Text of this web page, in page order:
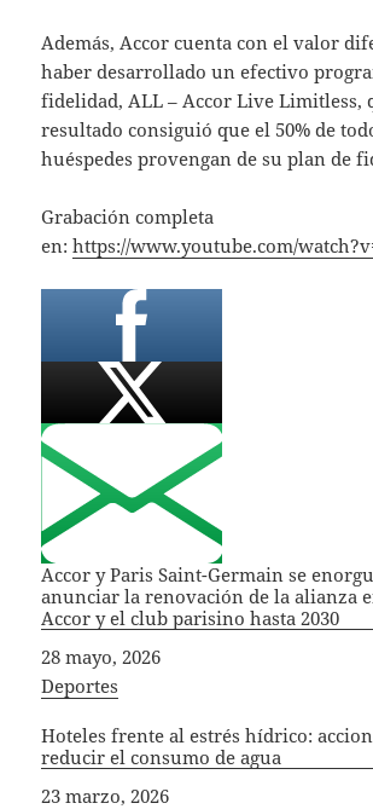
Además, Accor cuenta con el valor
haber desarrollado un efectivo
fidelidad, ALL – Accor Live Limitless,
resultado consiguió que el 50% de
huéspedes provengan de su plan de
Grabación completa
en:https://www.youtube.com/
Accor y Paris Saint-Germain se
anunciar la renovación de la alianza
Accor y el club parisino hasta 2030
Fecha
28 mayo, 2026
In relation to
Deportes
Hoteles frente al estrés hídrico:
reducir el consumo de agua
Fecha
23 marzo, 2026